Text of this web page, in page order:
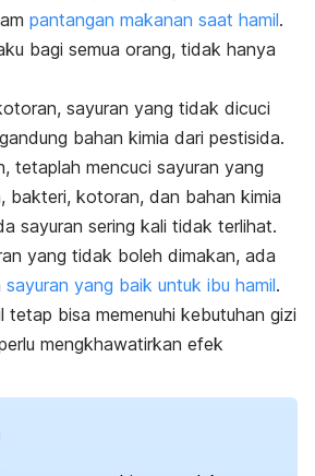
pantangan makanan saat hamil.
bagi semua orang, tidak hanya
sayuran yang tidak dicuci
bahan kimia dari pestisida.
tetaplah mencuci sayuran yang
bakteri, kotoran, dan bahan kimia
sayuran sering kali tidak terlihat.
yang tidak boleh dimakan, ada
sayuran yang baik untuk ibu hamil.
tetap bisa memenuhi kebutuhan gizi
mengkhawatirkan efek